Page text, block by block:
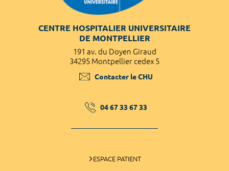
CENTRE HOSPITALIER UNIVERSITAIRE
DE MONTPELLIER
191 av. du Doyen Giraud
34295 Montpellier cedex 5
Contacter le CHU
04 67 33 67 33
ESPACE PATIENT